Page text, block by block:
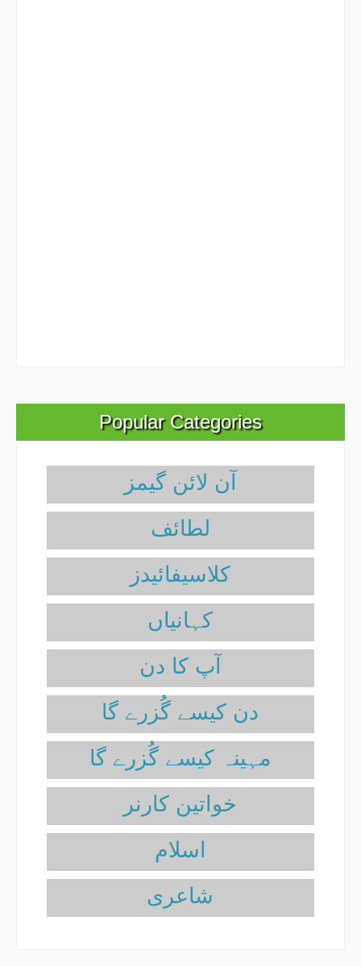
Popular Categories
آن لائن گیمز
لطائف
کلاسیفائیدز
آپ کا دن
دن کیسے گُزرے گا
مہینہ کیسے گُزرے گا
خواتین کارنر
اسلام
شاعری